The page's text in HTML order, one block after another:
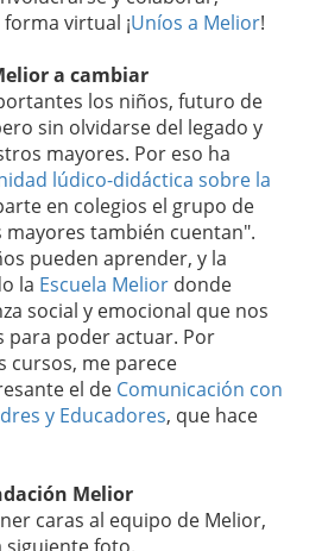
virtual ¡Uníos a Melior!
a cambiar
los niños, futuro de
sin olvidarse del legado y
mayores. Por eso ha
lúdico-didáctica sobre la
en colegios el grupo de
mayores también cuentan".
pueden aprender, y la
la Escuela Melior donde
social y emocional que nos
para poder actuar. Por
cursos, me parece
el de Comunicación con
y Educadores, que hace
Melior
caras al equipo de Melior,